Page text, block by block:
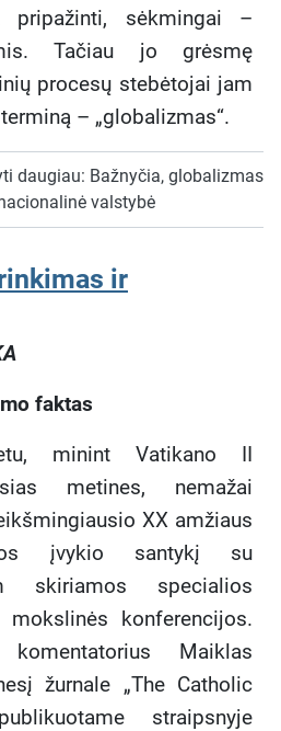
sėkmingai –
Tačiau jo grėsmę
procesų stebėtojai jam
– „globalizmas“.
daugiau: Bažnyčia, globalizmas
valstybė
ir
faktas
minint Vatikano II
metines, nemažai
XX amžiaus
įvykio santykį su
skiriamos specialios
konferencijos.
Maiklas
žurnale „The Catholic
straipsnyje